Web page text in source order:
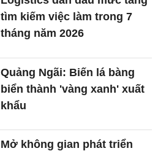
tìm kiếm việc làm trong 7
tháng năm 2026
Quảng Ngãi: Biến lá bàng
biển thành 'vàng xanh' xuất
khẩu
Mở không gian phát triển